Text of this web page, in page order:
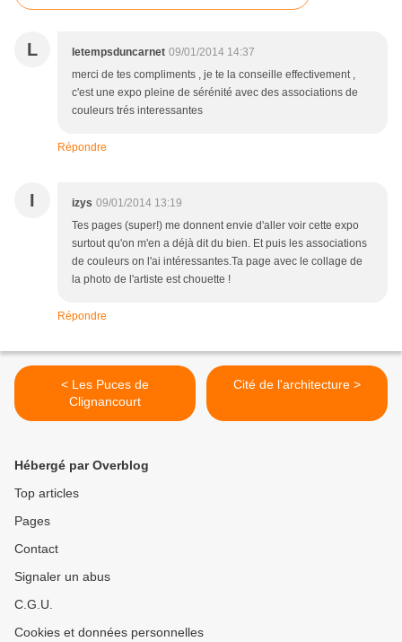
L letempsduncarnet 09/01/2014 14:37
merci de tes compliments , je te la conseille effectivement ,
c'est une expo pleine de sérénité avec des associations de
couleurs trés interessantes
Répondre
I izys 09/01/2014 13:19
Tes pages (super!) me donnent envie d'aller voir cette expo
surtout qu'on m'en a déjà dit du bien. Et puis les associations
de couleurs on l'ai intéressantes.Ta page avec le collage de
la photo de l'artiste est chouette !
Répondre
< Les Puces de
Clignancourt
Cité de l'architecture >
Hébergé par Overblog
Top articles
Pages
Contact
Signaler un abus
C.G.U.
Cookies et données personnelles